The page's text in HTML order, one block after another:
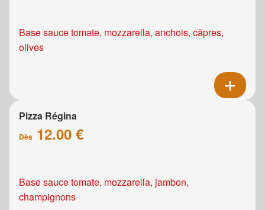
Base sauce tomate, mozzarella, anchois, câpres,
olives
Pizza Régina
Dès 12.00 €
Base sauce tomate, mozzarella, jambon,
champignons